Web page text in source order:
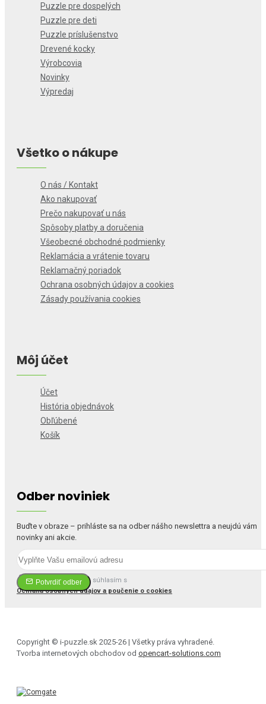
Puzzle pre dospelých
Puzzle pre deti
Puzzle príslušenstvo
Drevené kocky
Výrobcovia
Novinky
Výpredaj
Všetko o nákupe
O nás / Kontakt
Ako nakupovať
Prečo nakupovať u nás
Spôsoby platby a doručenia
Všeobecné obchodné podmienky
Reklamácia a vrátenie tovaru
Reklamačný poriadok
Ochrana osobných údajov a cookies
Zásady používania cookies
Môj účet
Účet
História objednávok
Obľúbené
Košík
Odber noviniek
Buďte v obraze – prihláste sa na odber nášho newslettra a neujdú vám
novinky ani akcie.
Potvrdiť odber
Prečítal(a) som si a súhlasím s
Ochrana osobných údajov a poučenie o cookies
Copyright © i-puzzle.sk 2025-26 | Všetky práva vyhradené.
Tvorba internetových obchodov od opencart-solutions.com